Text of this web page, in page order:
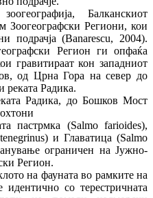
Балканскиот
Зоогеографски Региони, кои
подрачја (Banarescu, 2004).
Регион ги опфаќа
гравитираат кон западниот
од Црна Гора на север до
реката Радика.
Радика, до Бошков Мост
пастрмка (Salmo farioides),
и Главатица (Salmo
ограничен на Јужно‐
Регион.
на фауната во рамките на
со терестричната